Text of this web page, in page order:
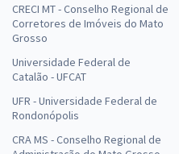
CRECI MT - Conselho Regional de
Corretores de Imóveis do Mato
Grosso
Universidade Federal de
Catalão - UFCAT
UFR - Universidade Federal de
Rondonópolis
CRA MS - Conselho Regional de